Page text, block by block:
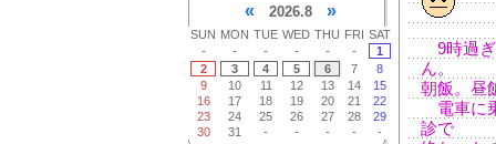
« 2026.8 »
SUN MON TUE WED THU FRI SAT
-
- - - - -
1
2
3 4 5 6 7
8
9
10 11 12 13 14
15
16
17 18 19 20 21
22
23
24 25 26 27 28
29
30
31 - - - - -
9時過ぎ
ん。
朝飯。昼
電車に
診で